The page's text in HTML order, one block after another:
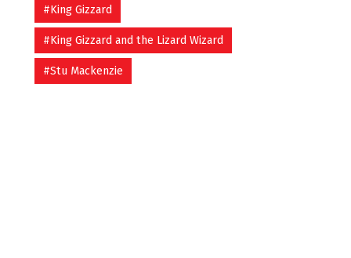
#King Gizzard
#King Gizzard and the Lizard Wizard
#Stu Mackenzie